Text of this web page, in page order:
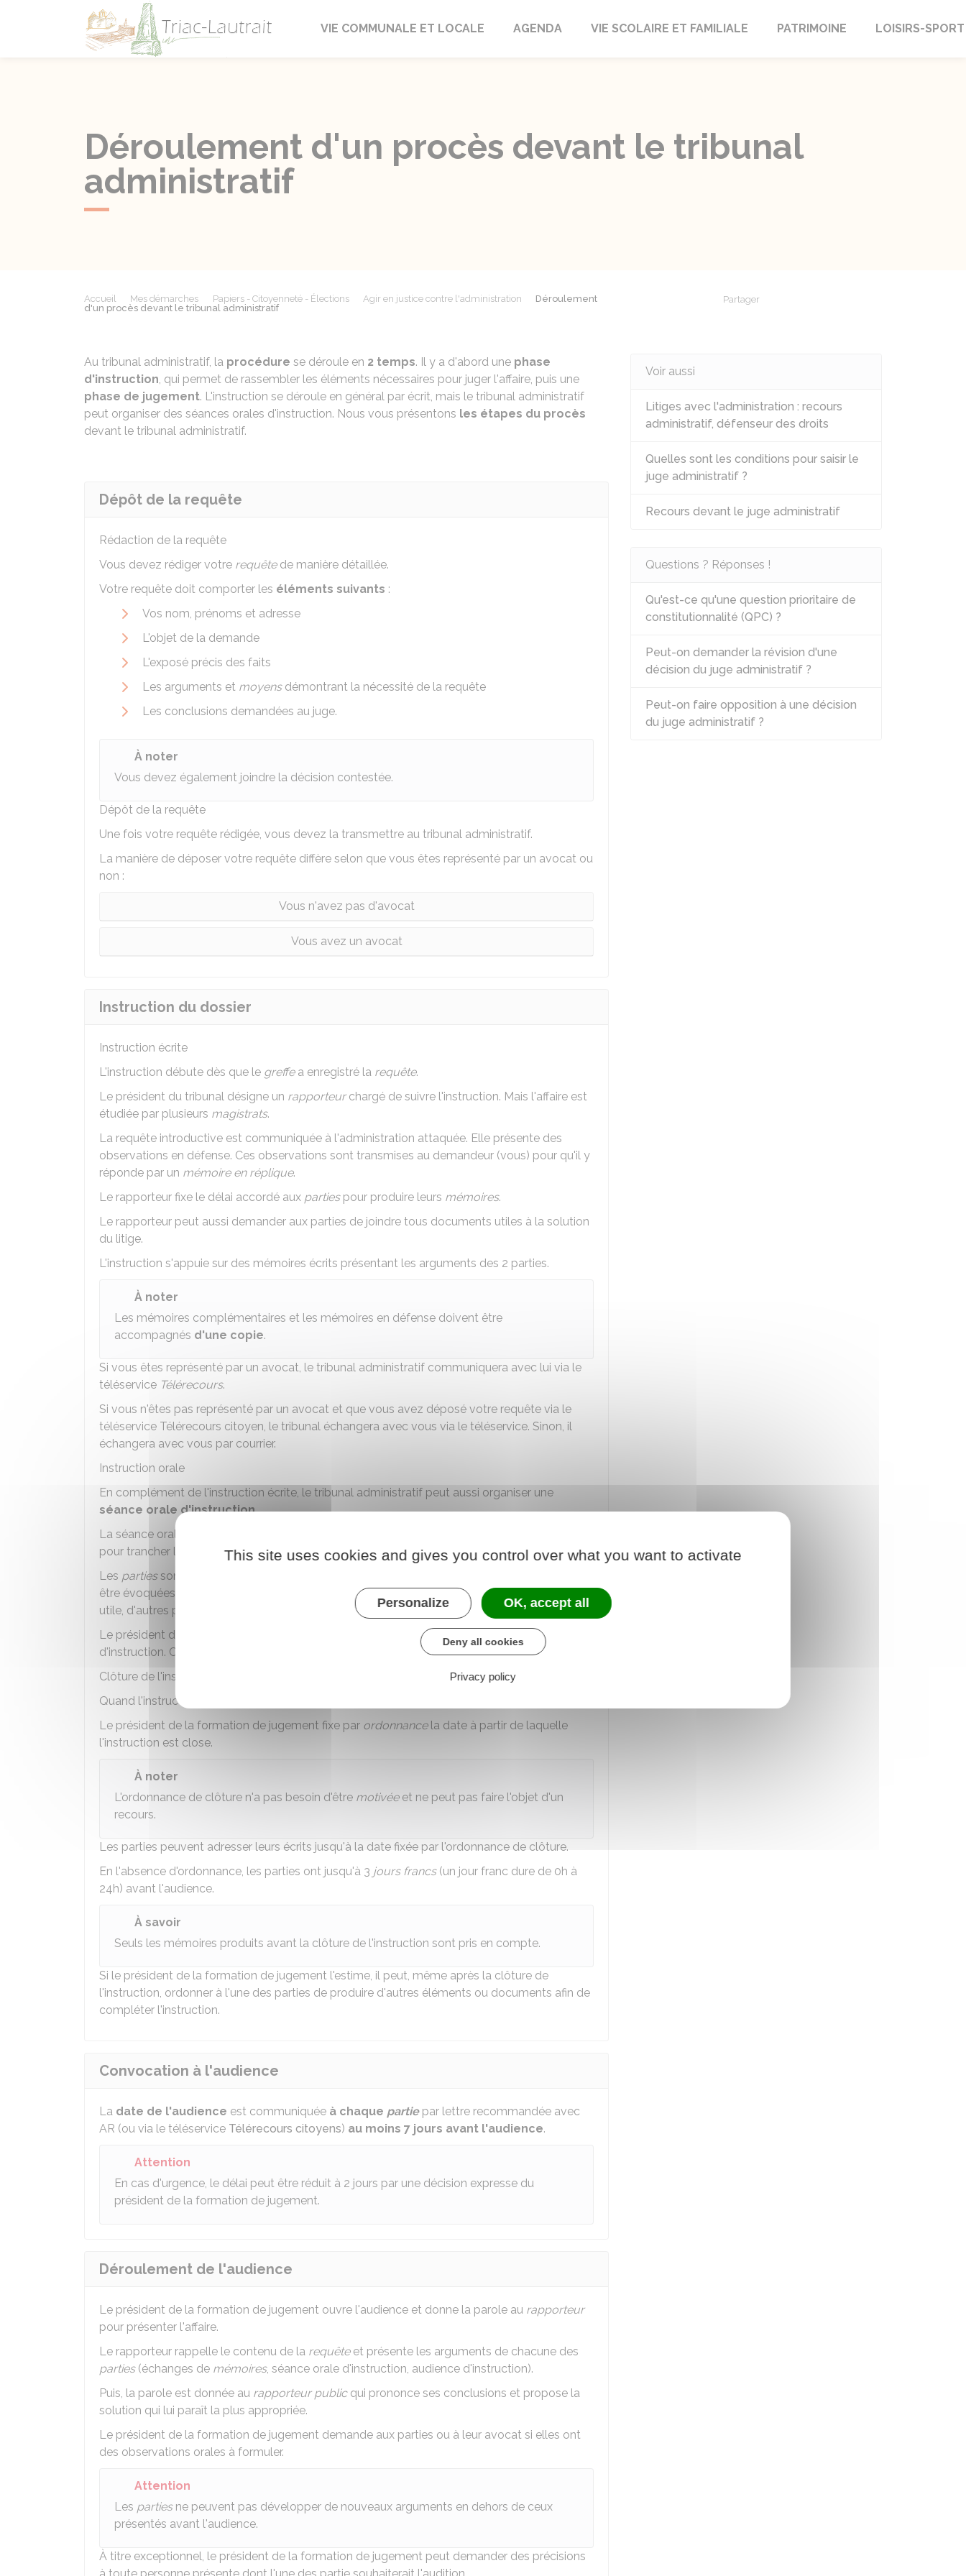
Triac-Lautrait
VIE COMMUNALE ET LOCALE AGENDA VIE SCOLAIRE ET FAMILIALE PATRIMOINE LOISIRS-SPORT
Déroulement d'un procès devant le tribunal
administratif
Accueil Mes démarches Papiers - Citoyenneté - Élections Agir en justice contre l'administration
Déroulement
d'un procès devant le tribunal administratif
Partager
Au tribunal administratif, la procédure se déroule en 2 temps. Il y a d'abord une phase
d'instruction, qui permet de rassembler les éléments nécessaires pour juger l'affaire, puis une
phase de jugement. L'instruction se déroule en général par écrit, mais le tribunal administratif
peut organiser des séances orales d'instruction. Nous vous présentons les étapes du procès
devant le tribunal administratif.
Dépôt de la requête
Rédaction de la requête
Vous devez rédiger votre requêtede manière détaillée.
Votre requête doit comporter les éléments suivants :
Vos nom, prénoms et adresse
L'objet de la demande
L'exposé précis des faits
Les arguments et moyensdémontrant la nécessité de la requête
Les conclusions demandées au juge.
À noter
Vous devez également joindre la décision contestée.
Dépôt de la requête
Une fois votre requête rédigée, vous devez la transmettre au tribunal administratif.
La manière de déposer votre requête diffère selon que vous êtes représenté par un avocat ou
non :
Vous n'avez pas d'avocat
Vous avez un avocat
Instruction du dossier
Instruction écrite
L'instruction débute dès que le greffea enregistré la requête.
Le président du tribunal désigne un rapporteurchargé de suivre l'instruction. Mais l'affaire est
étudiée par plusieurs magistrats.
La requête introductive est communiquée à l'administration attaquée. Elle présente des
observations en défense. Ces observations sont transmises au demandeur (vous) pour qu'il y
réponde par un mémoire en réplique.
Le rapporteur fixe le délai accordé aux partiespour produire leurs mémoires.
Le rapporteur peut aussi demander aux parties de joindre tous documents utiles à la solution
du litige.
L'instruction s'appuie sur des mémoires écrits présentant les arguments des 2 parties.
À noter
Les mémoires complémentaires et les mémoires en défense doivent être
accompagnés d'une copie.
Si vous êtes représenté par un avocat, le tribunal administratif communiquera avec lui via le
téléservice Télérecours.
Si vous n'êtes pas représenté par un avocat et que vous avez déposé votre requête via le
téléservice Télérecours citoyen, le tribunal échangera avec vous via le téléservice. Sinon, il
échangera avec vous par courrier.
Instruction orale
En complément de l'instruction écrite, le tribunal administratif peut aussi organiser une
séance orale d'instruction.
La séance orale d'instruction permet d'avoir un
pour trancher le litige.
Les partiessont convoquées par un courrier dans lequel sont inscrites les questions pouvant
être évoquées. Toute autre question peut être évoquée au cours de cette séance. Si cela est
utile, d'autres personnes peuvent également être convoquées à l'audience.
Le président de la formation de jugement peut décider de tenir une audience publique
d'instruction. Cette audience doit se dérouler au moins 7 jours avant la séance de jugement.
Clôture de l'instruction
Quand l'instruction est terminée, l'affaire est inscrite à une séance de jugement.
Le président de la formation de jugement fixe par ordonnancela date à partir de laquelle
l'instruction est close.
À noter
L'ordonnance de clôture n'a pas besoin d'être motivéeet ne peut pas faire l'objet d'un
recours.
Les parties peuvent adresser leurs écrits jusqu'à la date fixée par l'ordonnance de clôture.
En l'absence d'ordonnance, les parties ont jusqu'à 3 jours francs(un jour franc dure de 0h à
24h) avant l'audience.
À savoir
Seuls les mémoires produits avant la clôture de l'instruction sont pris en compte.
Si le président de la formation de jugement l'estime, il peut, même après la clôture de
l'instruction, ordonner à l'une des parties de produire d'autres éléments ou documents afin de
compléter l'instruction.
Convocation à l'audience
La date de l'audience est communiquée à chaque partiepar lettre recommandée avec
AR (ou via le téléservice Télérecours citoyens) au moins 7 jours avant l'audience.
Attention
En cas d'urgence, le délai peut être réduit à 2 jours par une décision expresse du
président de la formation de jugement.
Déroulement de l'audience
Le président de la formation de jugement ouvre l'audience et donne la parole au rapporteur
pour présenter l'affaire.
Le rapporteur rappelle le contenu de la requêteet présente les arguments de chacune des
parties(échanges de mémoires, séance orale d'instruction, audience d'instruction).
Puis, la parole est donnée au rapporteur publicqui prononce ses conclusions et propose la
solution qui lui paraît la plus appropriée.
Le président de la formation de jugement demande aux parties ou à leur avocat si elles ont
des observations orales à formuler.
Attention
Les partiesne peuvent pas développer de nouveaux arguments en dehors de ceux
présentés avant l'audience.
À titre exceptionnel, le président de la formation de jugement peut demander des précisions
Voir aussi
Litiges avec l'administration : recours
administratif, défenseur des droits
Quelles sont les conditions pour saisir le
juge administratif ?
Recours devant le juge administratif
Questions ? Réponses !
Qu'est-ce qu'une question prioritaire de
constitutionnalité (QPC) ?
Peut-on demander la révision d'une
décision du juge administratif ?
Peut-on faire opposition à une décision
du juge administratif ?
This site uses cookies and gives you control over what you want to activate
Personalize OK, accept all
Deny all cookies
Privacy policy